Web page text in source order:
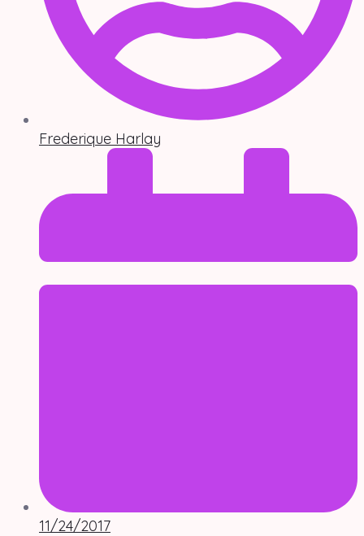
Frederique Harlay
11/24/2017